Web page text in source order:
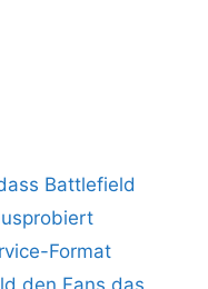
Battlefield
Format